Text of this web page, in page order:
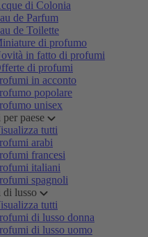
di Colonia
de Parfum
de Toilette
di profumo
in fatto di profumi
di profumi
in acconto
popolare
unisex
paese
tutti
arabi
francesi
italiani
spagnoli
di lusso
tutti
di lusso donna
di lusso uomo